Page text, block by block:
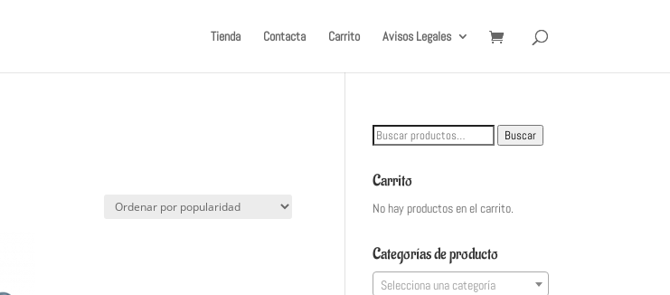
Tienda Contacta Carrito Avisos Legales
Buscar
Buscar
Carrito
No hay productos en el carrito.
Categorías de producto
Selecciona una categoría